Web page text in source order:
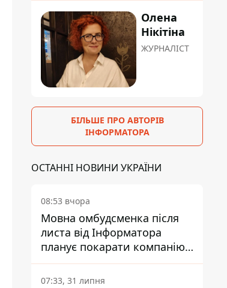
Олена
Нікітіна
ЖУРНАЛІСТ
БІЛЬШЕ ПРО АВТОРІВ
ІНФОРМАТОРА
ОСТАННІ НОВИНИ УКРАЇНИ
08:53 вчора
Мовна омбудсменка після
листа від Інформатора
планує покарати компанію-
підрядника ПриватБанку
07:33, 31 липня